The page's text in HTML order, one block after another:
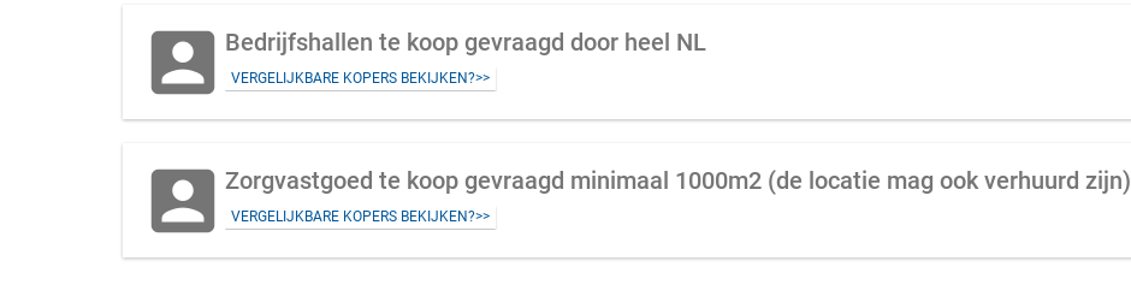
account_box Bedrijfshallen te koop gevraagd door heel NL
VERGELIJKBARE KOPERS BEKIJKEN?>>
account_box Zorgvastgoed te koop gevraagd minimaal 1000m2 (de locatie mag ook verhuurd zijn)
VERGELIJKBARE KOPERS BEKIJKEN?>>